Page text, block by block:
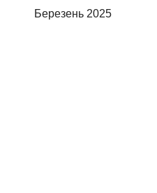
Березень 2025